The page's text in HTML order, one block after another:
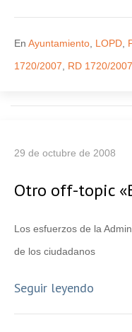
En Ayuntamiento LOPD
1720/2007
RD 1720/2007
29 de octubre de 2008
Otro off-topic
Los esfuerzos de la
de los ciudadanos
Seguir leyendo